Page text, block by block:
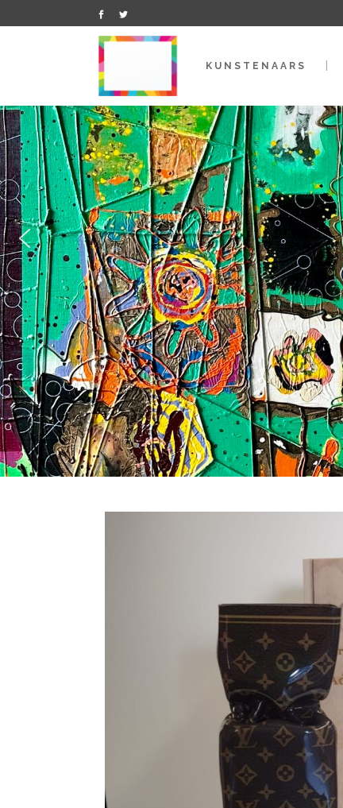
KUNSTENAARS